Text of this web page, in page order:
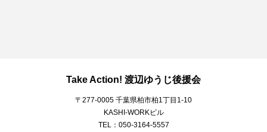
Take Action! 渡辺ゆうじ後援会
〒277-0005 千葉県柏市柏1丁目1-10
KASHI-WORKビル
TEL：050-3164-5557